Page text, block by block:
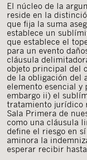
El núcleo de la
reside en la
que fija la suma
establece un
que establece el
para un evento
cláusula
objeto principal del
de la obligación del
elemento esencial y
embargo ii) el
tratamiento jurídico
Sala Primera de
como una cláusula
define el riesgo en
aminora la
esperar recibir